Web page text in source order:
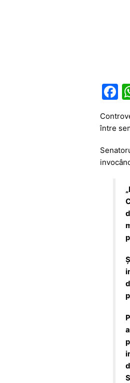
F
c
b
o
o
k
între